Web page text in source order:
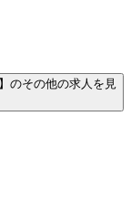
のその他の求人を見